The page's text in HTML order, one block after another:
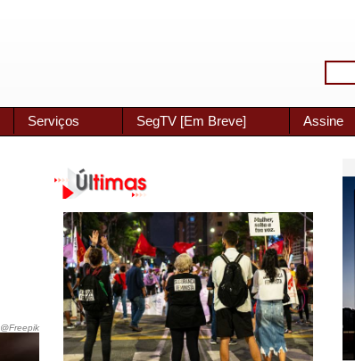
Serviços SegTV [Em Breve] Assine
@Freepik